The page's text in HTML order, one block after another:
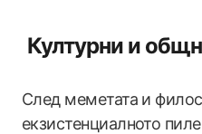
Културни и
След меметата и
екзистенциалното